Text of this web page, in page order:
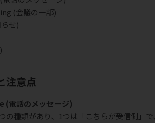
(会議の一部)
せ)
注意点
電話のメッセージ)
の種類があり、1つは「こちらが受信側」で、